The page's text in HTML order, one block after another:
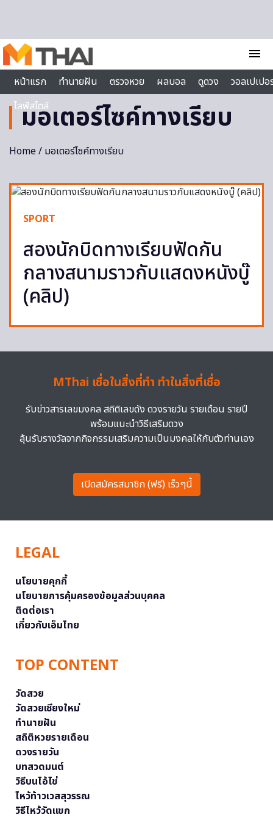
menu
หน้าแรก
ทำนายฝัน ตรวจหวย ผลบอล ดูดวง
วอลเปเป
ไลฟ์สไตล์
มอเตอร์ไซค์ทางเรียบ
Home/ มอเตอร์ไซค์ทางเรียบ
SPORT
สองนักบิดทางเรียบฟัดกัน
กลางสนามราวกับแสดงหนังบู๊
(คลิป)
MThai เชื่อในสิ่งที่ทำ ทำในสิ่งที่เชื่อ
รับข่าวสารเลขมงคล สถิติเลขดัง ดวงรายวัน รายเดือน รายปี
พร้อมแนะนำวิธีเสริมดวง
ลุ้นรับรางวัลจากกิจกรรมเสริมความเป็นมงคลให้กับตัวท่านเอง
เปิดสมัครสมาชิก (ฟรี) เร็วๆนี้
LEGAL
นโยบายคุกกี้
นโยบายการคุ้มครองข้อมูลส่วนบุคคล
ติดต่อเรา
เกี่ยวกับเอ็มไทย
TOP CONTENT
วัดสวย
วัดสวยเชียงใหม่
ทำนายฝัน
สถิติหวยรายเดือน
ดวงรายวัน
บทสวดมนต์
วิธีบนไอ้ไข่
ไหว้ท้าวเวสสุวรรณ
วิธีไหว้วัดแขก